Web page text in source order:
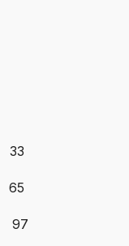
33
65
97